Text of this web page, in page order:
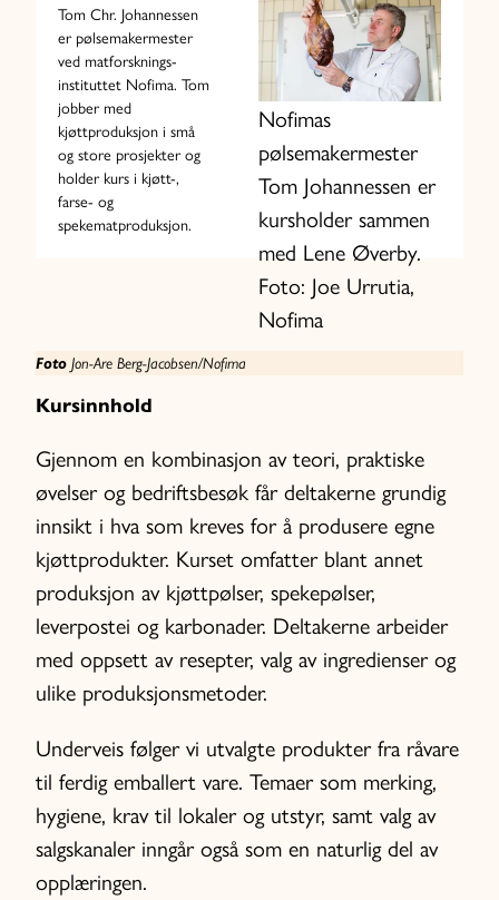
Nofimas
pølsemakermester
Tom Johannessen er
kursholder sammen
med Lene Øverby.
Foto: Joe Urrutia,
Nofima
Tom Chr. Johannessen
er pølsemakermester
ved matforsknings-
instituttet Nofima. Tom
jobber med
kjøttproduksjon i små
og store prosjekter og
holder kurs i kjøtt-,
farse- og
spekematproduksjon.
Foto Jon-Are Berg-Jacobsen/Nofima
Kursinnhold
Gjennom en kombinasjon av teori, praktiske
øvelser og bedriftsbesøk får deltakerne grundig
innsikt i hva som kreves for å produsere egne
kjøttprodukter. Kurset omfatter blant annet
produksjon av kjøttpølser, spekepølser,
leverpostei og karbonader. Deltakerne arbeider
med oppsett av resepter, valg av ingredienser og
ulike produksjonsmetoder.
Underveis følger vi utvalgte produkter fra råvare
til ferdig emballert vare. Temaer som merking,
hygiene, krav til lokaler og utstyr, samt valg av
salgskanaler inngår også som en naturlig del av
opplæringen.